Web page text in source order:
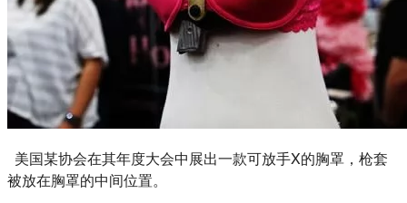
美国某协会在其年度大会中展出一款可放手X的胸罩，枪套
被放在胸罩的中间位置。